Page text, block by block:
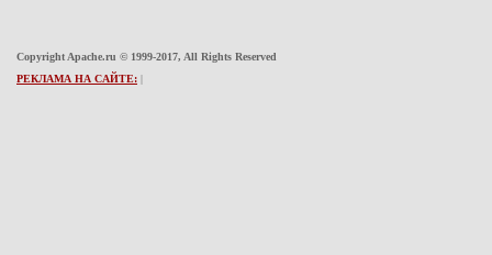
Copyright Apache.ru © 1999-2017, All Rights Reserved
РЕКЛАМА НА САЙТЕ: |